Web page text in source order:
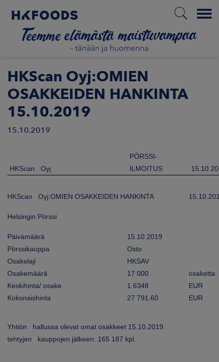
Menu
ETUSIVU
UUTISHUONE
HKScan Oyj:OMIEN
OSAKKEIDEN HANKINTA
15.10.2019
15.10.2019
HKScan Oyj
PÖRSSI-
ILMOITUS
HKScan Oyj:OMIEN OSAKKEIDEN HANKINTA
Helsingin Pörssi
Päivämäärä
15.10.2019
Pörssikauppa
Osto
Osakelaji
HKSAV
Osakemäärä
17 000
osaketta
Keskihinta/ osake
1.6348
EUR
Kokonaishinta
27 791.60 EUR
Yhtiön hallussa olevat omat osakkeet 15.10.2019
tehtyjen kauppojen jälkeen: 165 187 kpl.